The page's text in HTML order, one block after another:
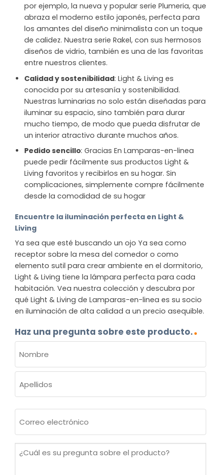
por ejemplo, la nueva y popular serie Plumeria, que
abraza el moderno estilo japonés, perfecta para
los amantes del diseño minimalista con un toque
de calidez. Nuestra serie Rakel, con sus hermosos
diseños de vidrio, también es una de las favoritas
entre nuestros clientes.
Calidad y sostenibilidad: Light & Living es
conocida por su artesanía y sostenibilidad.
Nuestras luminarias no solo están diseñadas para
iluminar su espacio, sino también para durar
mucho tiempo, de modo que pueda disfrutar de
un interior atractivo durante muchos años.
Pedido sencillo: Gracias En Lamparas-en-linea
puede pedir fácilmente sus productos Light &
Living favoritos y recibirlos en su hogar. Sin
complicaciones, simplemente compre fácilmente
desde la comodidad de su hogar
Encuentre la iluminación perfecta en Light &
Living
Ya sea que esté buscando un ojo Ya sea como
receptor sobre la mesa del comedor o como
elemento sutil para crear ambiente en el dormitorio,
Light & Living tiene la lámpara perfecta para cada
habitación. Vea nuestra colección y descubra por
qué Light & Living de Lamparas-en-linea es su socio
en iluminación de alta calidad a un precio asequible.
Haz una pregunta sobre este producto.
(OBLIGATORIO)
Nombre
electrónico
¿Cuál